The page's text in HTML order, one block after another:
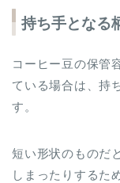
持ち手となる
コーヒー豆の保管
ている場合は、持
す。
短い形状のものだ
しまったりするた